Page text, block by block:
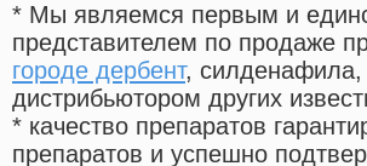
* Мы являемся первым и
представителем по продаже
городе дербент, силденафила,
дистрибьютором других
* качество препаратов
препаратов и успешно